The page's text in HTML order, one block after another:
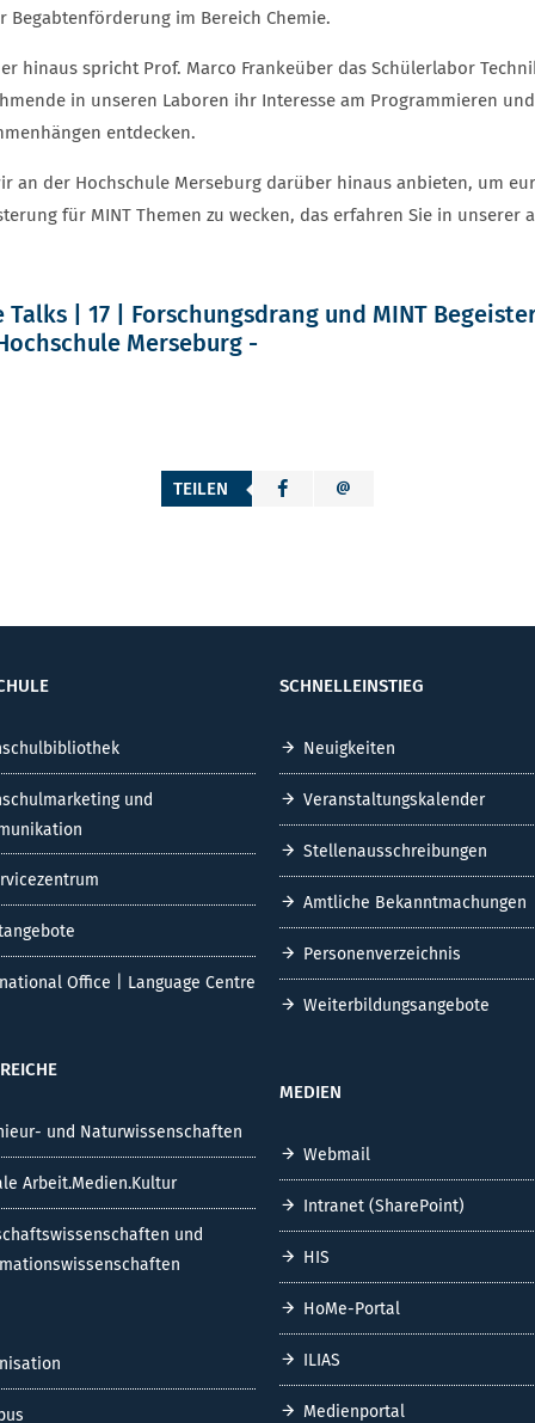
Begabtenförderung im Bereich Chemie.
hinaus spricht Prof. Marco Frankeüber das Schülerlabor
in unseren Laboren ihr Interesse am Programmieren
entdecken.
an der Hochschule Merseburg darüber hinaus anbieten, um
für MINT Themen zu wecken, das erfahren Sie in unserer
Talks | 17 | Forschungsdrang und MINT
Merseburg -
TEILEN
und
Office | Language Centre
und Naturwissenschaften
Arbeit.Medien.Kultur
und
SCHNELLEINSTIEG
Neuigkeiten
Veranstaltungskalender
Stellenausschreibungen
Amtliche Bekanntmachungen
Personenverzeichnis
Weiterbildungsangebote
MEDIEN
Webmail
Intranet (SharePoint)
HIS
HoMe-Portal
ILIAS
Medienportal